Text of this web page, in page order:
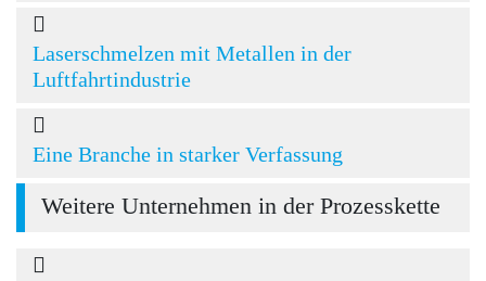
Laserschmelzen mit Metallen in der
Luftfahrtindustrie
Eine Branche in starker Verfassung
Weitere Unternehmen in der Prozesskette